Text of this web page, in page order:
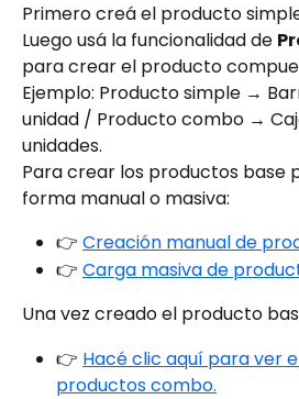
Primero creá el producto
Luego usá la funcionalidad de
para crear el producto
Ejemplo: Producto simple →
unidad / Producto combo →
unidades.
Para crear los productos base
forma manual o masiva:
👉 Creación manual de
👉 Carga masiva de
Una vez creado el producto
👉 Hacé clic aquí para ver
productos combo.